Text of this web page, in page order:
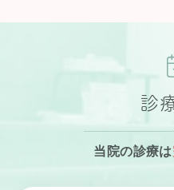
診
当院の診療は